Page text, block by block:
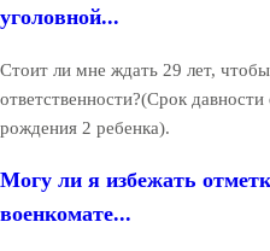
уголовной...
Стоит ли мне ждать 29 лет,
ответственности?(Срок
рождения 2 ребенка).
Могу ли я избежать
военкомате...